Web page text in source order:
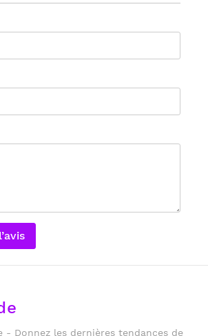
- Donnez les dernières tendances de